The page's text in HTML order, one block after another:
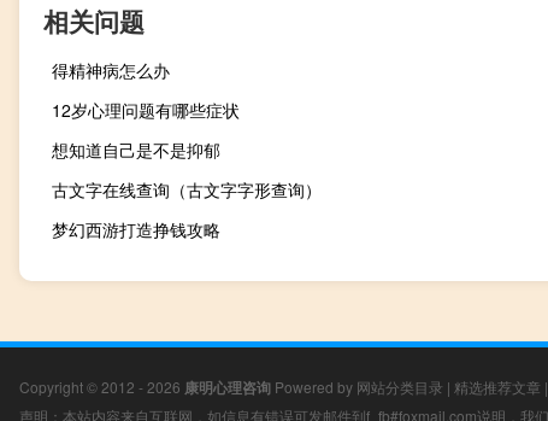
相关问题
得精神病怎么办
12岁心理问题有哪些症状
想知道自己是不是抑郁
古文字在线查询（古文字字形查询）
梦幻西游打造挣钱攻略
Copyright © 2012 - 2026 康明心理咨询 Powered by 网站分类目录 | 精选推荐文章 |
声明：本站内容来自互联网，如信息有错误可发邮件到f_fb#foxmail.com说明，我